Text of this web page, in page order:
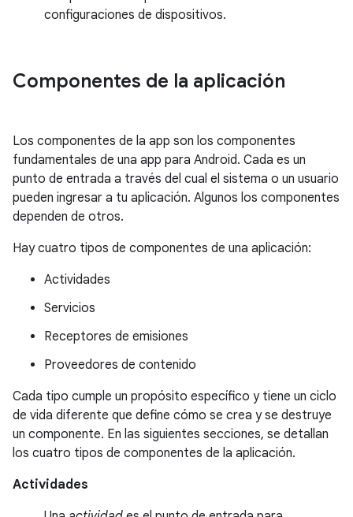
configuraciones de dispositivos.
Componentes de la aplicación
Los componentes de la app son los componentes
fundamentales de una app para Android. Cada es un
punto de entrada a través del cual el sistema o un usuario
pueden ingresar a tu aplicación. Algunos los componentes
dependen de otros.
Hay cuatro tipos de componentes de una aplicación:
Actividades
Servicios
Receptores de emisiones
Proveedores de contenido
Cada tipo cumple un propósito específico y tiene un ciclo
de vida diferente que define cómo se crea y se destruye
un componente. En las siguientes secciones, se detallan
los cuatro tipos de componentes de la aplicación.
Actividades